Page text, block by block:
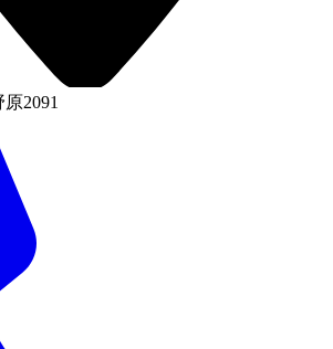
2091